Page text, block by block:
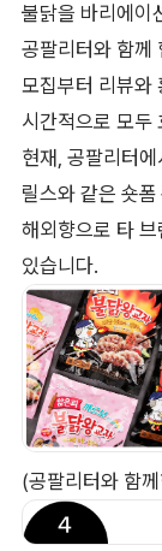
불닭을 바리에이
공팔리터와 함께
모집부터 리뷰와
시간적으로 모두
현재, 공팔리터
릴스와 같은 숏
해외향으로 타
있습니다.
(공팔리터와 함